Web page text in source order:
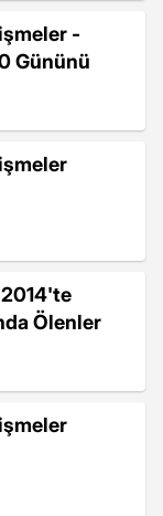
-
Gününü
Ölenler